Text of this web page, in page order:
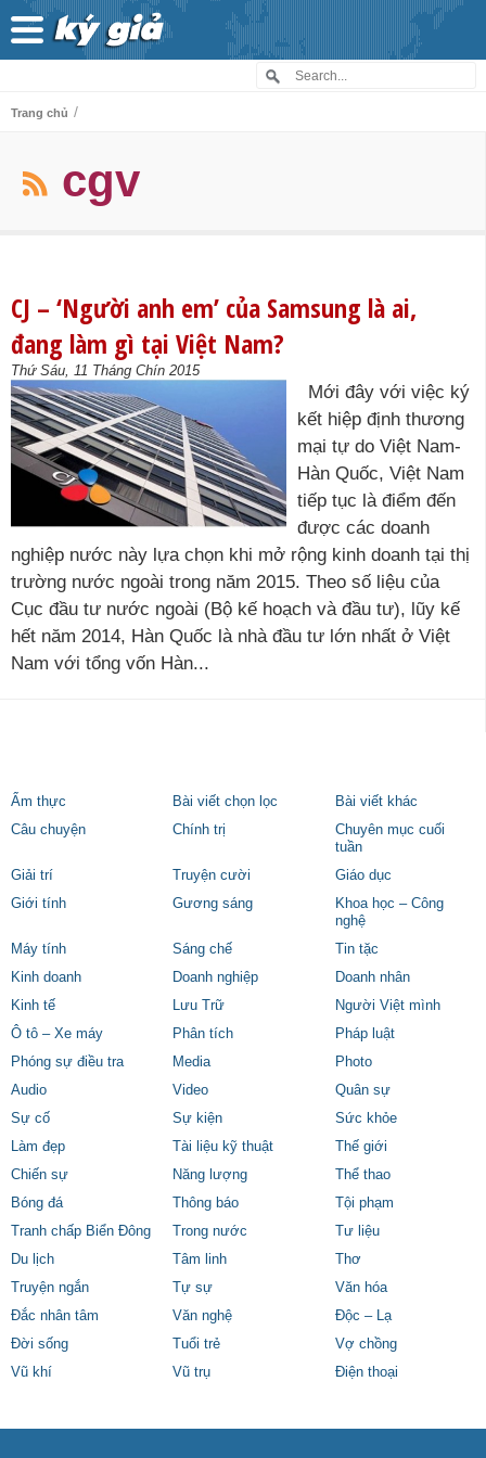
Trang chủ /
cgv
CJ – ‘Người anh em’ của Samsung là ai,
đang làm gì tại Việt Nam?
Thứ Sáu, 11 Tháng Chín 2015
Mới đây với việc ký
kết hiệp định thương
mại tự do Việt Nam-
Hàn Quốc, Việt Nam
tiếp tục là điểm đến
được các doanh
nghiệp nước này lựa chọn khi mở rộng kinh doanh tại thị
trường nước ngoài trong năm 2015. Theo số liệu của
Cục đầu tư nước ngoài (Bộ kế hoạch và đầu tư), lũy kế
hết năm 2014, Hàn Quốc là nhà đầu tư lớn nhất ở Việt
Nam với tổng vốn Hàn...
Ẩm thực Bài viết chọn lọc
Bài viết khác
Câu chuyện
Chính trị
Chuyên mục cuối
tuần
Giải trí
Truyện cười
Giáo dục
Giới tính
Gương sáng
Khoa học – Công
nghệ
Máy tính
Sáng chế
Tin tặc
Kinh doanh
Doanh nghiệp
Doanh nhân
Kinh tế
Lưu Trữ
Người Việt mình
Ô tô – Xe máy
Phân tích
Pháp luật
Phóng sự điều tra
Media
Photo
Audio
Video
Quân sự
Sự cố
Sự kiện
Sức khỏe
Làm đẹp
Tài liệu kỹ thuật
Thế giới
Chiến sự
Năng lượng
Thể thao
Bóng đá
Thông báo
Tội phạm
Tranh chấp Biển Đông
Trong nước
Tư liệu
Du lịch
Tâm linh
Thơ
Truyện ngắn
Tự sự
Văn hóa
Đắc nhân tâm
Văn nghệ
Độc – Lạ
Đời sống
Tuổi trẻ
Vợ chồng
Vũ khí
Vũ trụ Điện thoại